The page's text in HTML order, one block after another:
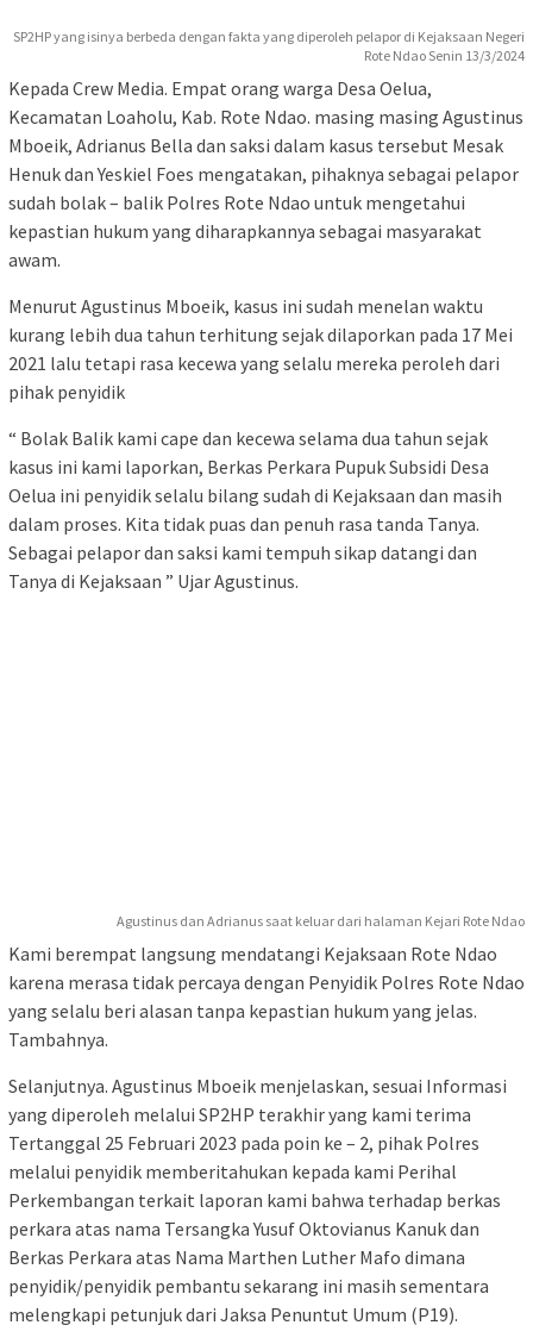
SP2HP yang isinya berbeda dengan fakta yang diperoleh pelapor di Kejaksaan Negeri
Rote Ndao Senin 13/3/2024
Kepada Crew Media. Empat orang warga Desa Oelua,
Kecamatan Loaholu, Kab. Rote Ndao. masing masing Agustinus
Mboeik, Adrianus Bella dan saksi dalam kasus tersebut Mesak
Henuk dan Yeskiel Foes mengatakan, pihaknya sebagai pelapor
sudah bolak – balik Polres Rote Ndao untuk mengetahui
kepastian hukum yang diharapkannya sebagai masyarakat
awam.
Menurut Agustinus Mboeik, kasus ini sudah menelan waktu
kurang lebih dua tahun terhitung sejak dilaporkan pada 17 Mei
2021 lalu tetapi rasa kecewa yang selalu mereka peroleh dari
pihak penyidik
“ Bolak Balik kami cape dan kecewa selama dua tahun sejak
kasus ini kami laporkan, Berkas Perkara Pupuk Subsidi Desa
Oelua ini penyidik selalu bilang sudah di Kejaksaan dan masih
dalam proses. Kita tidak puas dan penuh rasa tanda Tanya.
Sebagai pelapor dan saksi kami tempuh sikap datangi dan
Tanya di Kejaksaan ” Ujar Agustinus.
Agustinus dan Adrianus saat keluar dari halaman Kejari Rote Ndao
Kami berempat langsung mendatangi Kejaksaan Rote Ndao
karena merasa tidak percaya dengan Penyidik Polres Rote Ndao
yang selalu beri alasan tanpa kepastian hukum yang jelas.
Tambahnya.
Selanjutnya. Agustinus Mboeik menjelaskan, sesuai Informasi
yang diperoleh melalui SP2HP terakhir yang kami terima
Tertanggal 25 Februari 2023 pada poin ke – 2, pihak Polres
melalui penyidik memberitahukan kepada kami Perihal
Perkembangan terkait laporan kami bahwa terhadap berkas
perkara atas nama Tersangka Yusuf Oktovianus Kanuk dan
Berkas Perkara atas Nama Marthen Luther Mafo dimana
penyidik/penyidik pembantu sekarang ini masih sementara
melengkapi petunjuk dari Jaksa Penuntut Umum (P19).